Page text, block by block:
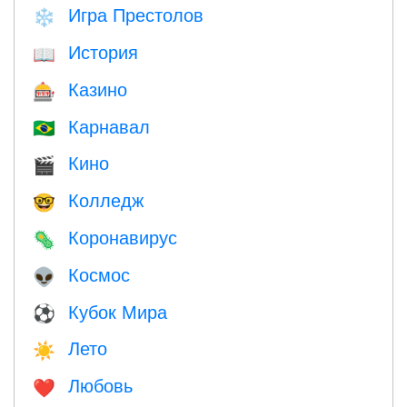
❄️ Игра Престолов
📖 История
🎰 Казино
🇧🇷 Карнавал
🎬 Кино
🤓 Колледж
🦠 Коронавирус
👽 Космос
⚽ Кубок Мира
☀️ Лето
❤️️ Любовь